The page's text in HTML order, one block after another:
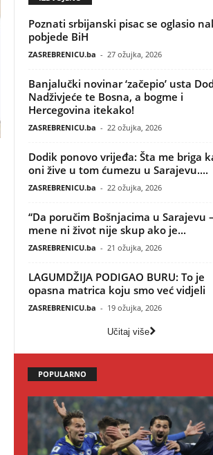
Poznati srbijanski pisac se oglasio
pobjede BiH
ZASREBRENICU.ba - 27 ožujka, 2026
Banjalučki novinar ‘začepio’ usta
Nadživjeće te Bosna, a bogme i
Hercegovina itekako!
ZASREBRENICU.ba - 22 ožujka, 2026
Dodik ponovo vrijeđa: Šta me briga
oni žive u tom ćumezu u Sarajevu....
ZASREBRENICU.ba - 22 ožujka, 2026
“Da poručim Bošnjacima u Sarajevu
mene ni život nije skup ako je...
ZASREBRENICU.ba - 21 ožujka, 2026
LAGUMDŽIJA PODIGAO BURU: To je
opasna matrica koju smo već vidjeli
ZASREBRENICU.ba - 19 ožujka, 2026
Učitaj više
POPULARNO